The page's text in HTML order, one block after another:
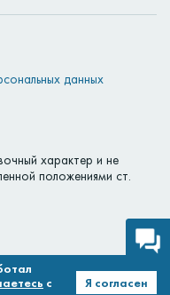
данных
характер и не
положениями ст.
с
Я согласен